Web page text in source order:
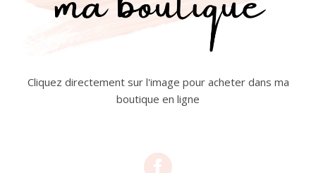
Cliquez directement sur l'image pour acheter dans ma
boutique en ligne